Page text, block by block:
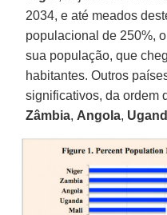
2034, e até meados
populacional de 250%,
sua população, que
habitantes. Outros
significativos, da ordem
Zâmbia, Angola,